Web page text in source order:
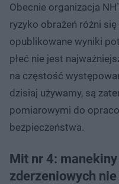
Obecnie organizacja
ryzyko obrażeń różni
opublikowane wyniki
płeć nie jest
na częstość
dzisiaj używamy, są
pomiarowymi do
bezpieczeństwa.
Mit nr 4:
zderzeniowych